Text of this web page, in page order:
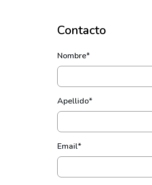
Contacto
Nombre*
Apellido*
Email*